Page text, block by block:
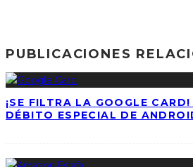
PUBLICACIONES
¡SE FILTRA LA GOOGLE
DÉBITO ESPECIAL DE